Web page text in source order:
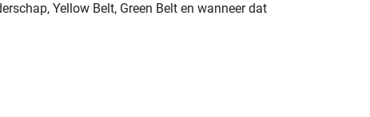
Yellow Belt, Green Belt en wanneer dat